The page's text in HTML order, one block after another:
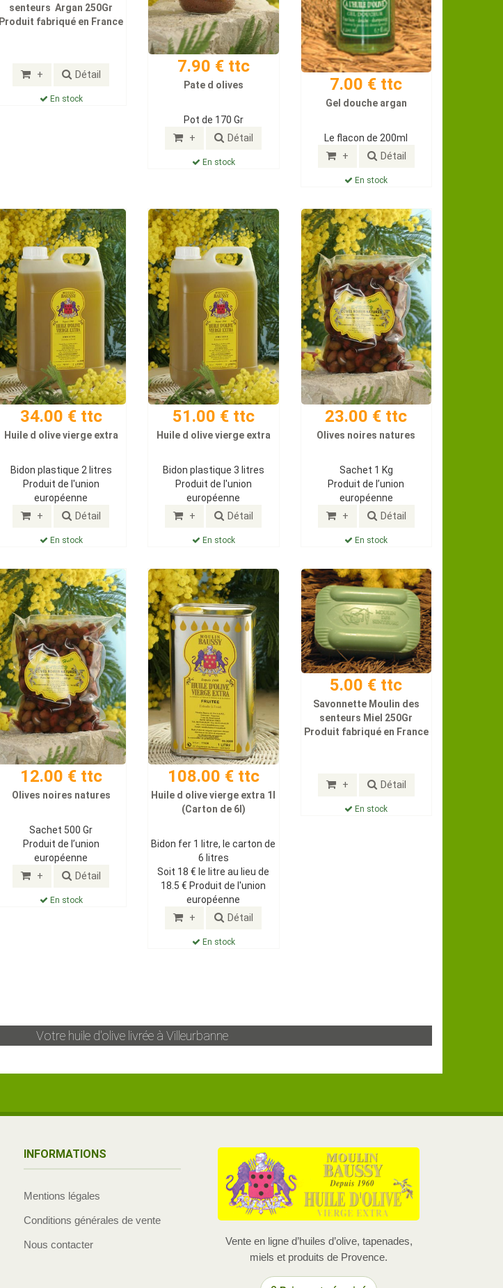
senteurs Argan 250Gr
Produit fabriqué en France
+ Détail
En stock
7.90 € ttc
Pate d olives
Pot de 170 Gr
+ Détail
En stock
7.00 € ttc
Gel douche argan
Le flacon de 200ml
+ Détail
En stock
34.00 € ttc
Huile d olive vierge extra
Bidon plastique 2 litres
Produit de l'union
européenne
+ Détail
En stock
51.00 € ttc
Huile d olive vierge extra
Bidon plastique 3 litres
Produit de l'union
européenne
+ Détail
En stock
23.00 € ttc
Olives noires natures
Sachet 1 Kg
Produit de l’union
européenne
+ Détail
En stock
12.00 € ttc
Olives noires natures
Sachet 500 Gr
Produit de l’union
européenne
+ Détail
En stock
108.00 € ttc
Huile d olive vierge extra 1l
(Carton de 6l)
Bidon fer 1 litre, le carton de
6 litres
Soit 18 € le litre au lieu de
18.5 € Produit de l'union
européenne
+ Détail
En stock
5.00 € ttc
Savonnette Moulin des
senteurs Miel 250Gr
Produit fabriqué en France
+ Détail
En stock
Votre huile d'olive livrée à Villeurbanne
INFORMATIONS
Mentions légales
Conditions générales de vente
Nous contacter
Vente en ligne d’huiles d’olive, tapenades,
miels et produits de Provence.